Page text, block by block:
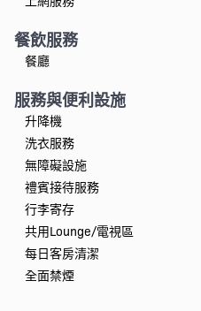
餐飲服務
餐廳
服務與便利設施
升降機
洗衣服務
無障礙設施
禮賓接待服務
行李寄存
共用Lounge/電視區
每日客房清潔
全面禁煙